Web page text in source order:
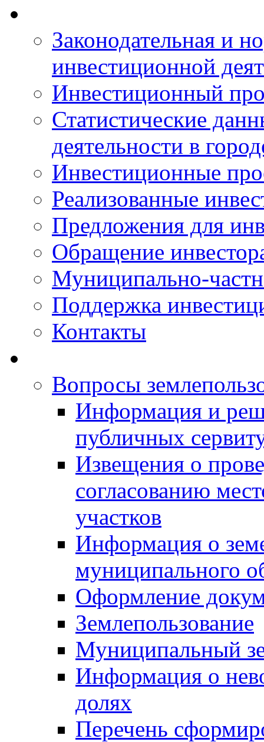
Законодательная и
инвестиционной
Инвестиционный
Статистические
деятельности в
Инвестиционные
Реализованные
Предложения для
Обращение
Муниципально-
Поддержка
Контакты
Вопросы
Информация и
публичных
Извещения о
согласованию
участков
Информация о
муниципального
Оформление
Землепользование
Муниципальный
Информация о
долях
Перечень